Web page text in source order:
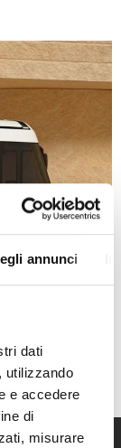
annunci
dati
utilizzando
e accedere
di
misurare